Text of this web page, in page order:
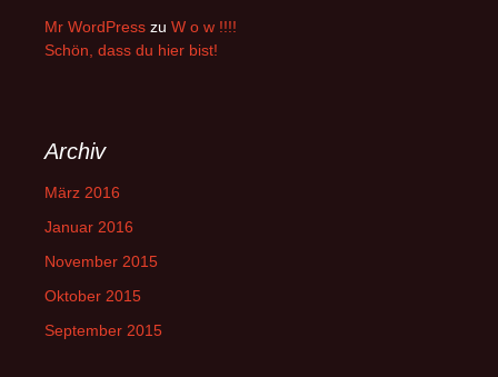
Mr WordPress zu W o w !!!!
Schön, dass du hier bist!
Archiv
März 2016
Januar 2016
November 2015
Oktober 2015
September 2015